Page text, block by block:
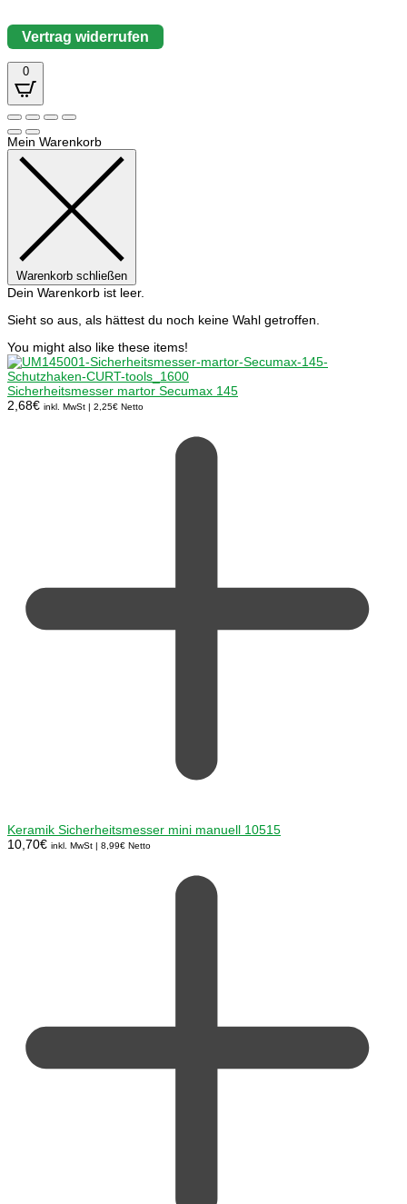
Vertrag widerrufen
0
Mein Warenkorb
Warenkorb schließen
Dein Warenkorb ist leer.
Sieht so aus, als hättest du noch keine Wahl getroffen.
You might also like these items!
Sicherheitsmesser martor Secumax 145
2,68€ inkl. MwSt | 2,25€ Netto
Keramik Sicherheitsmesser mini manuell 10515
10,70€ inkl. MwSt | 8,99€ Netto